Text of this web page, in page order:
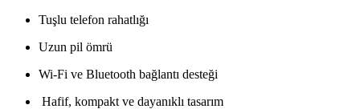
Tuşlu telefon rahatlığı
Uzun pil ömrü
Wi-Fi ve Bluetooth bağlantı desteği
Hafif, kompakt ve dayanıklı tasarım